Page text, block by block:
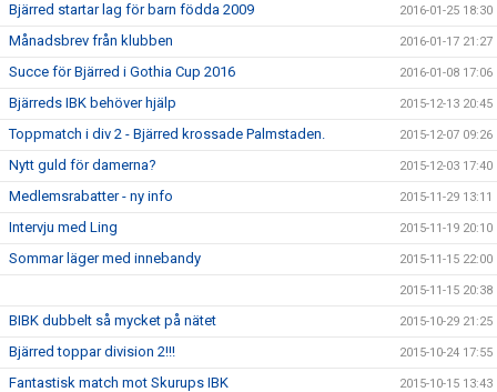
Bjärred startar lag för barn födda 2009 2016-01-25 18:30
Månadsbrev från klubben 2016-01-17 21:27
Succe för Bjärred i Gothia Cup 2016 2016-01-08 17:06
Bjärreds IBK behöver hjälp 2015-12-13 20:45
Toppmatch i div 2 - Bjärred krossade Palmstaden. 2015-12-07 09:26
Nytt guld för damerna? 2015-12-03 17:40
Medlemsrabatter - ny info 2015-11-29 13:11
Intervju med Ling 2015-11-19 20:10
Sommar läger med innebandy 2015-11-15 22:00
2015-11-15 20:38
BIBK dubbelt så mycket på nätet 2015-10-29 21:25
Bjärred toppar division 2!!! 2015-10-24 17:55
Fantastisk match mot Skurups IBK 2015-10-15 13:43